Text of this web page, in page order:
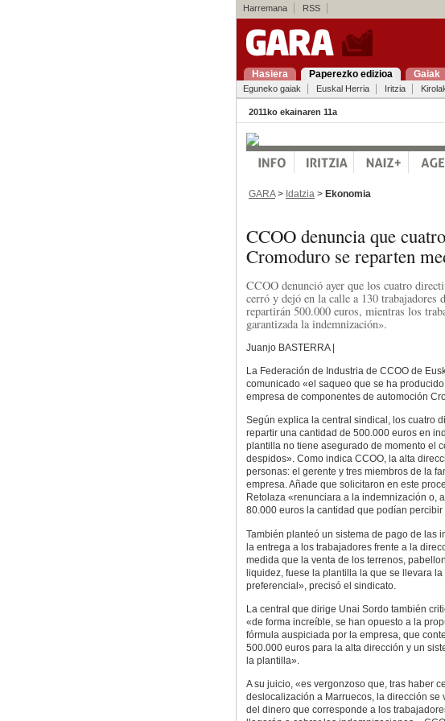
Harremana RSS
Hasiera Paperezko edizioa Gaiak
Eguneko gaiak Euskal Herria Iritzia
2011ko ekainaren 11a
GARA> Idatzia > Ekonomia
CCOO denuncia que
Cromoduro se reparten
CCOO denunció ayer que los cuatro
cerró y dejó en la calle a 130 trabajadores
repartirán 500.000 euros, mientras los
garantizada la indemnización».
Juanjo BASTERRA |
La Federación de Industria de CCOO de
comunicado «el saqueo que se ha
empresa de componentes de automoción
Según explica la central sindical, los cuatro
repartir una cantidad de 500.000 euros en
plantilla no tiene asegurado de momento el
despidos». Como indica CCOO, la alta
personas: el gerente y tres miembros de la
empresa. Añade que solicitaron en este
Retolaza «renunciara a la indemnización o,
80.000 euros la cantidad que podían percibir
También planteó un sistema de pago de las
la entrega a los trabajadores frente a la
medida que la venta de los terrenos,
liquidez, fuese la plantilla la que se llevara
preferencial», precisó el sindicato.
La central que dirige Unai Sordo también
«de forma increíble, se han opuesto a la
fórmula auspiciada por la empresa, que
500.000 euros para la alta dirección y un
la plantilla».
A su juicio, «es vergonzoso que, tras haber
deslocalización a Marruecos, la dirección
del dinero que corresponde a los